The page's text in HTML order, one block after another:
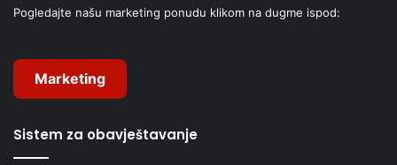
Pogledajte našu marketing ponudu klikom na dugme ispod:
Marketing
Sistem za obavještavanje